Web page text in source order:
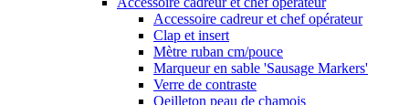
Accessoire cadreur et chef opérateur
Clap et insert
Mètre ruban cm/pouce
Marqueur en sable 'Sausage Markers'
Verre de contraste
Oeilleton peau de chamois